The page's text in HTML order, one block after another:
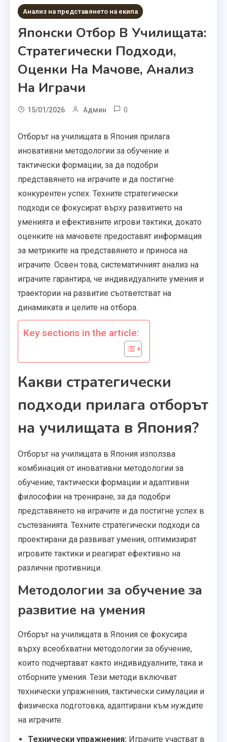
Анализ на представянето на екипа
Японски Отбор В Училищата:
Стратегически Подходи,
Оценки На Мачове, Анализ
На Играчи
15/01/2026 Админ 0
Отборът на училищата в Япония прилага
иновативни методологии за обучение и
тактически формации, за да подобри
представянето на играчите и да постигне
конкурентен успех. Техните стратегически
подходи се фокусират върху развитието на
уменията и ефективните игрови тактики, докато
оценките на мачовете предоставят информация
за метриките на представянето и приноса на
играчите. Освен това, систематичният анализ на
играчите гарантира, че индивидуалните умения и
траектории на развитие съответстват на
динамиката и целите на отбора.
Key sections in the article:
Какви стратегически
подходи прилага отборът
на училищата в Япония?
Отборът на училищата в Япония използва
комбинация от иновативни методологии за
обучение, тактически формации и адаптивни
философии на трениране, за да подобри
представянето на играчите и да постигне успех в
състезанията. Техните стратегически подходи са
проектирани да развиват умения, оптимизират
игровите тактики и реагират ефективно на
различни противници.
Методологии за обучение за
развитие на умения
Отборът на училищата в Япония се фокусира
върху всеобхватни методологии за обучение,
които подчертават както индивидуалните, така и
отборните умения. Тези методи включват
технически упражнения, тактически симулации и
физическа подготовка, адаптирани към нуждите
на играчите.
Технически упражнения: Играчите участват в